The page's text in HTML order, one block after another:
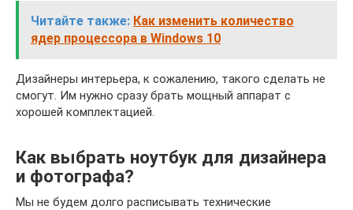
Читайте также: Как изменить количество
ядер процессора в Windows 10
Дизайнеры интерьера, к сожалению, такого сделать не
смогут. Им нужно сразу брать мощный аппарат с
хорошей комплектацией.
Как выбрать ноутбук для дизайнера
и фотографа?
Мы не будем долго расписывать технические